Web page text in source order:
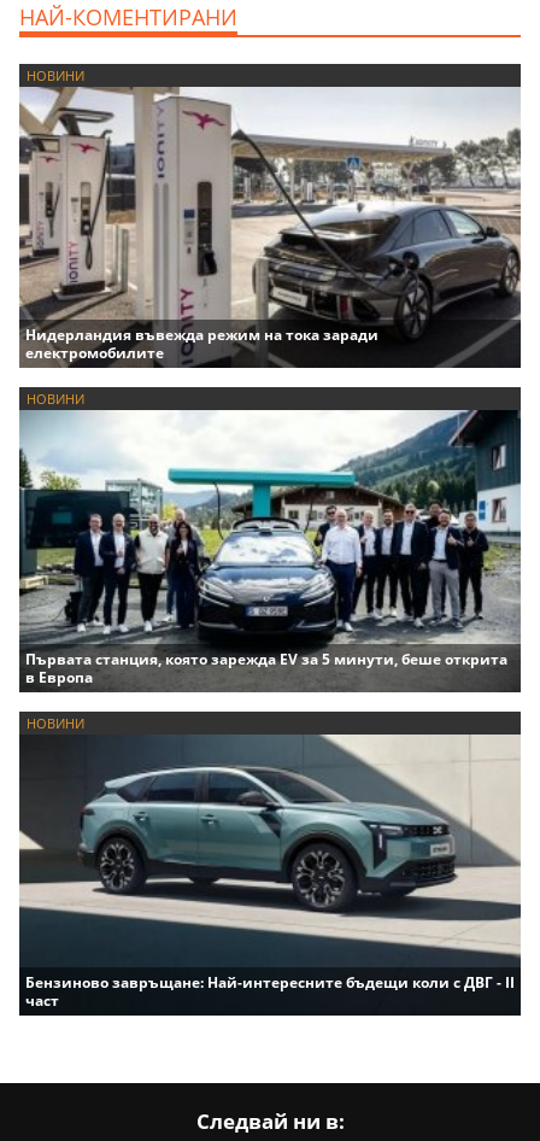
НАЙ-КОМЕНТИРАНИ
НОВИНИ
Нидерландия въвежда режим на тока заради
електромобилите
НОВИНИ
Първата станция, която зарежда EV за 5 минути, беше открита
в Европа
НОВИНИ
Бензиново завръщане: Най-интересните бъдещи коли с ДВГ - II
част
Следвай ни в: